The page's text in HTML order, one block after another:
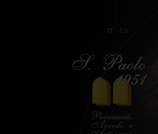
IT EN